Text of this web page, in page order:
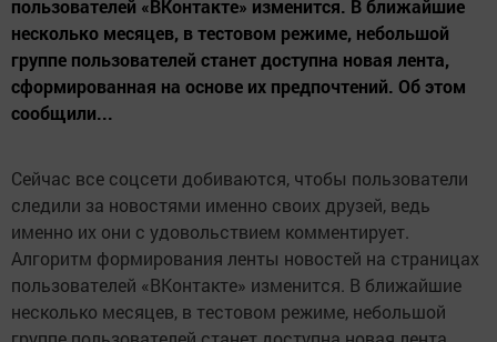
пользователей «ВКонтакте» изменится. В ближайшие
несколько месяцев, в тестовом режиме, небольшой
группе пользователей станет доступна новая лента,
сформированная на основе их предпочтений. Об этом
сообщили...
Сейчас все соцсети добиваются, чтобы пользователи
следили за новостями именно своих друзей, ведь
именно их они с удовольствием комментирует.
Алгоритм формирования ленты новостей на страницах
пользователей «ВКонтакте» изменится. В ближайшие
несколько месяцев, в тестовом режиме, небольшой